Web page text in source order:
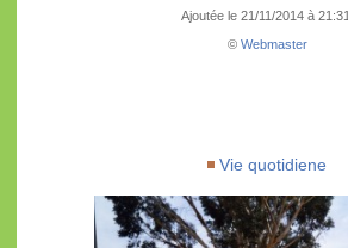
Ajoutée le 21/11/2014 à 21:31
© Webmaster
Vie quotidiene